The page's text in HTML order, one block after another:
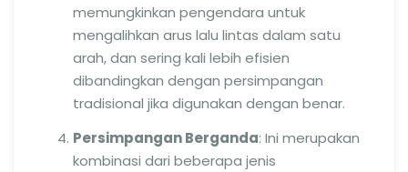
memungkinkan pengendara untuk
mengalihkan arus lalu lintas dalam satu
arah, dan sering kali lebih efisien
dibandingkan dengan persimpangan
tradisional jika digunakan dengan benar.
Persimpangan Berganda: Ini merupakan
kombinasi dari beberapa jenis